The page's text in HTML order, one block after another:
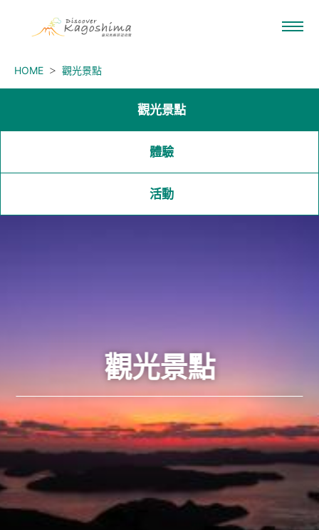
HOME 觀光景點
觀光景點
體驗
活動
觀光景點